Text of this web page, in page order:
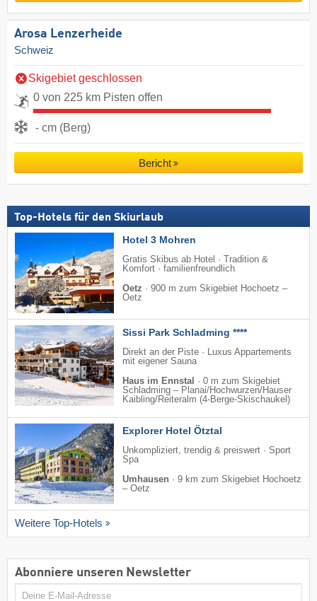
Arosa Lenzerheide
Schweiz
Skigebiet geschlossen
0 von 225 km Pisten offen
- cm (Berg)
Bericht
Top-Hotels für den Skiurlaub
Hotel 3 Mohren
Gratis Skibus ab Hotel · Tradition &
Komfort · familienfreundlich
Oetz · 900 m zum Skigebiet Hochoetz –
Oetz
Sissi Park Schladming ****
Direkt an der Piste · Luxus Appartements
mit eigener Sauna
Haus im Ennstal · 0 m zum Skigebiet
Schladming – Planai/​Hochwurzen/​Hauser
Kaibling/​Reiteralm (4-Berge-Skischaukel)
Explorer Hotel Ötztal
Unkompliziert, trendig & preiswert · Sport
Spa
Umhausen · 9 km zum Skigebiet Hochoetz
– Oetz
Weitere Top-Hotels
Abonniere unseren Newsletter
E-